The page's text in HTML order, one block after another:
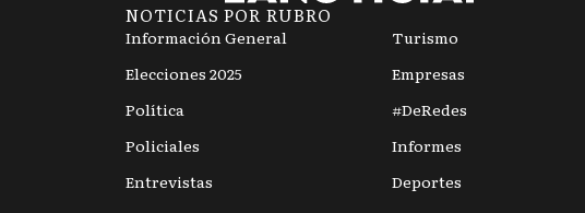
NOTICIAS POR RUBRO
Información General
Elecciones 2025
Política
Policiales
Entrevistas
Turismo
Empresas
#DeRedes
Informes
Deportes